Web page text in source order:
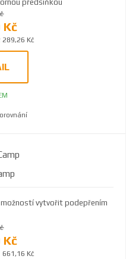
předsíňkou
Kč
289,26 Kč
možností vytvořit podepřením
Kč
661,16 Kč